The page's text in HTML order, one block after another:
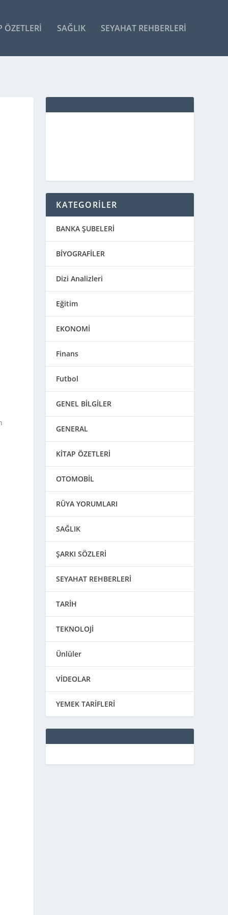
ÖZETLERI SAĞLIK SEYAHAT REHBERLERI
KATEGORİLER
BANKA ŞUBELERİ
BİYOGRAFİLER
Dizi Analizleri
Eğitim
EKONOMİ
Finans
Futbol
GENEL BİLGİLER
GENERAL
KİTAP ÖZETLERİ
OTOMOBİL
RÜYA YORUMLARI
SAĞLIK
ŞARKI SÖZLERİ
SEYAHAT REHBERLERİ
TARİH
TEKNOLOJİ
Ünlüler
VİDEOLAR
YEMEK TARİFLERİ